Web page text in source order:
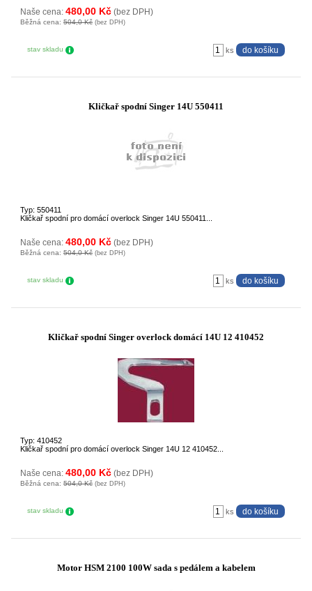
Naše cena: 480,00 Kč (bez DPH)
Běžná cena: 504,0 Kč (bez DPH)
stav skladu ks
Kličkař spodní Singer 14U 550411
Typ: 550411
Kličkař spodní pro domácí overlock Singer 14U 550411...
Naše cena: 480,00 Kč (bez DPH)
Běžná cena: 504,0 Kč (bez DPH)
stav skladu ks
Kličkař spodní Singer overlock domácí 14U 12 410452
Typ: 410452
Kličkař spodní pro domácí overlock Singer 14U 12 410452...
Naše cena: 480,00 Kč (bez DPH)
Běžná cena: 504,0 Kč (bez DPH)
stav skladu ks
Motor HSM 2100 100W sada s pedálem a kabelem